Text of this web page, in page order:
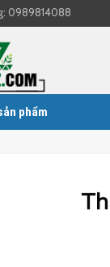
0989814088
phẩm